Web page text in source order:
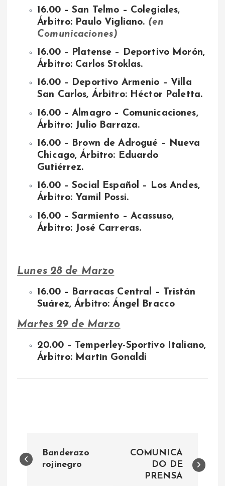
16.00 – San Telmo – Colegiales,
Árbitro: Paulo Vigliano. (en
Comunicaciones)
16.00 – Platense – Deportivo Morón,
Árbitro: Carlos Stoklas.
16.00 – Deportivo Armenio – Villa
San Carlos, Árbitro: Héctor Paletta.
16.00 – Almagro – Comunicaciones,
Árbitro: Julio Barraza.
16.00 – Brown de Adrogué – Nueva
Chicago, Árbitro: Eduardo
Gutiérrez.
16.00 – Social Español – Los Andes,
Árbitro: Yamil Possi.
16.00 – Sarmiento – Acassuso,
Árbitro: José Carreras.
Lunes 28 de Marzo
16.00 – Barracas Central – Tristán
Suárez, Árbitro: Ángel Bracco
Martes 29 de Marzo
20.00 – Temperley-Sportivo Italiano,
Árbitro: Martín Gonaldi
a
Banderazo
rojinegro
COMUNICA
DO DE
PRENSA